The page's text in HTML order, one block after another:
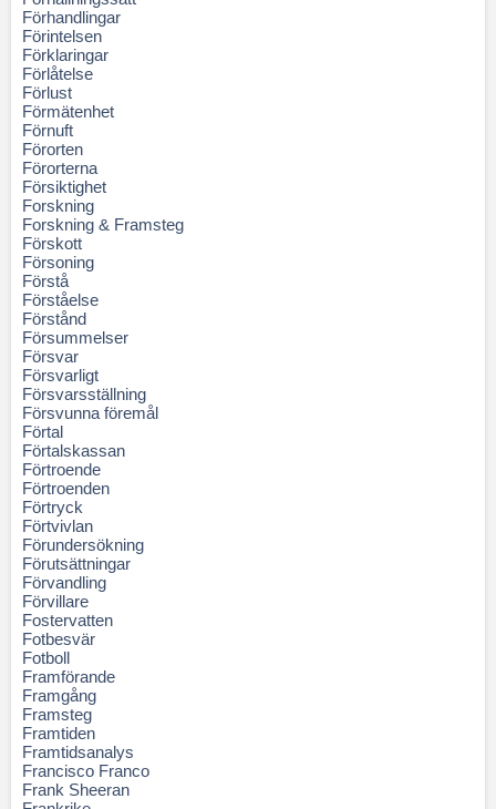
Förhandlingar
Förintelsen
Förklaringar
Förlåtelse
Förlust
Förmätenhet
Förnuft
Förorten
Förorterna
Försiktighet
Forskning
Forskning & Framsteg
Förskott
Försoning
Förstå
Förståelse
Förstånd
Försummelser
Försvar
Försvarligt
Försvarsställning
Försvunna föremål
Förtal
Förtalskassan
Förtroende
Förtroenden
Förtryck
Förtvivlan
Förundersökning
Förutsättningar
Förvandling
Förvillare
Fostervatten
Fotbesvär
Fotboll
Framförande
Framgång
Framsteg
Framtiden
Framtidsanalys
Francisco Franco
Frank Sheeran